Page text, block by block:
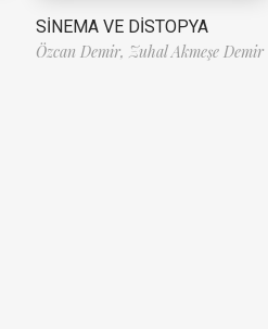
SİNEMA VE DİSTOPYA
Özcan Demir, Zuhal Akmeşe Demir